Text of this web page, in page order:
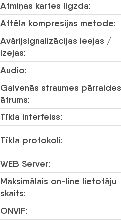
Atmiņas kartes ligzda:
Attēla kompresijas metode:
Avārijsignalizācijas ieejas /
izejas:
Audio:
Galvenās straumes pārraides
ātrums:
Tīkla interfeiss:
Tīkla protokoli:
WEB Server:
Maksimālais on-line lietotāju
skaits:
ONVIF: